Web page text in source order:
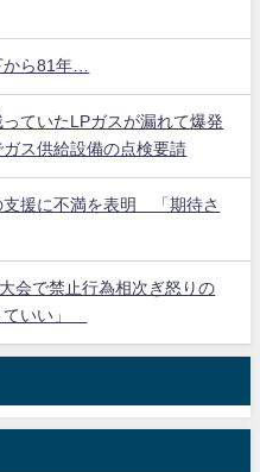
ら81年…
ていたLPガスが漏れて爆発
ス供給設備の点検要請
支援に不満を表明 「期待さ
会で禁止行為相次ぎ怒りの
ていい」